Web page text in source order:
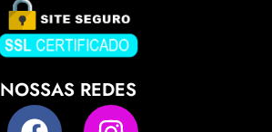
NOSSAS REDES